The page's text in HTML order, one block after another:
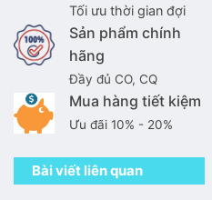
Tối ưu thời gian đợi
Sản phẩm chính
hãng
Đầy đủ CO, CQ
Mua hàng tiết kiệm
Ưu đãi 10% - 20%
Bài viết liên quan